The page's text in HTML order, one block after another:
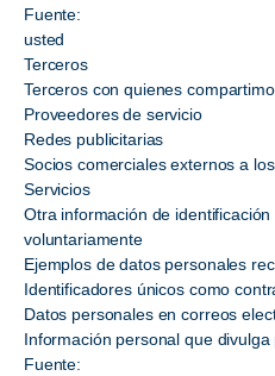
Fuente:
usted
Terceros
Terceros con quienes
Proveedores de servicio
Redes publicitarias
Socios comerciales externos a
Servicios
Otra información de
voluntariamente
Ejemplos de datos personales
Identificadores únicos como
Datos personales en correos
Información personal que
Fuente: